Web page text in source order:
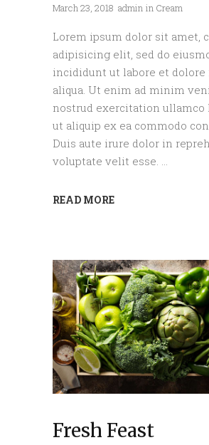
March 23, 2018 admin in Cream
Lorem ipsum dolor sit amet,
adipisicing elit, sed do
incididunt ut labore et dolore
aliqua. Ut enim ad minim
nostrud exercitation ullamco
ut aliquip ex ea commodo
Duis aute irure dolor in
voluptate velit esse.
READ MORE
Fresh Feast